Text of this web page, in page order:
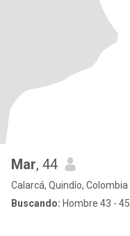
Mar, 44
Calarcá, Quindío, Colombia
Buscando: Hombre 43 - 45